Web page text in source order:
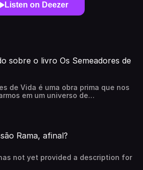
Listen on Deezer
sobre o livro Os Semeadores de
de Vida é uma obra prima que nos
em um universo de
vida e o existir.Pré-requisito de
da Missão Rama do Brasil.
Rama, afinal?
not yet provided a description for